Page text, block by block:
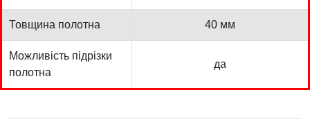
Товщина полотна 40 мм
Можливість підрізки
полотна
да